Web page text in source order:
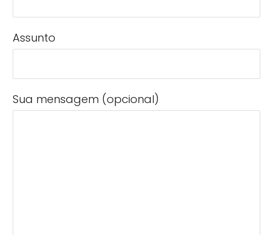
Assunto
Sua mensagem (opcional)